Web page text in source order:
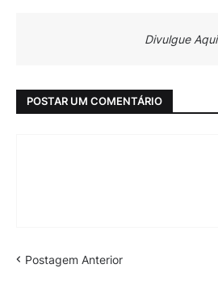
Divulgue Aqui
POSTAR UM COMENTÁRIO
Postagem Anterior